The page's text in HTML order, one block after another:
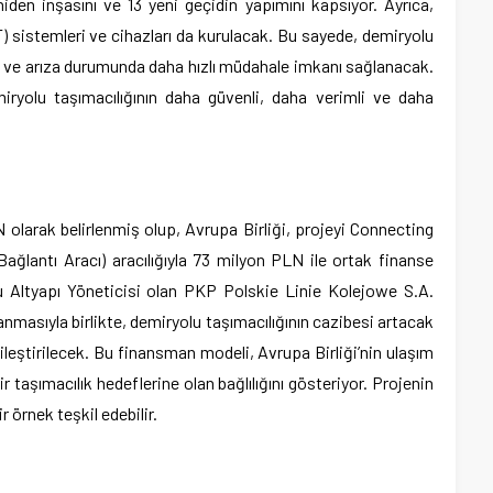
ve cihazları da kurulacak. Bu sayede, demiryolu
durumunda daha hızlı müdahale imkanı sağlanacak.
taşımacılığının daha güvenli, daha verimli ve daha
belirlenmiş olup, Avrupa Birliği, projeyi Connecting
Aracı) aracılığıyla 73 milyon PLN ile ortak finanse
Altyapı Yöneticisi olan PKP Polskie Linie Kolejowe S.A.
birlikte, demiryolu taşımacılığının cazibesi artacak
Bu finansman modeli, Avrupa Birliği’nin ulaşım
hedeflerine olan bağlılığını gösteriyor. Projenin
örnek teşkil edebilir.